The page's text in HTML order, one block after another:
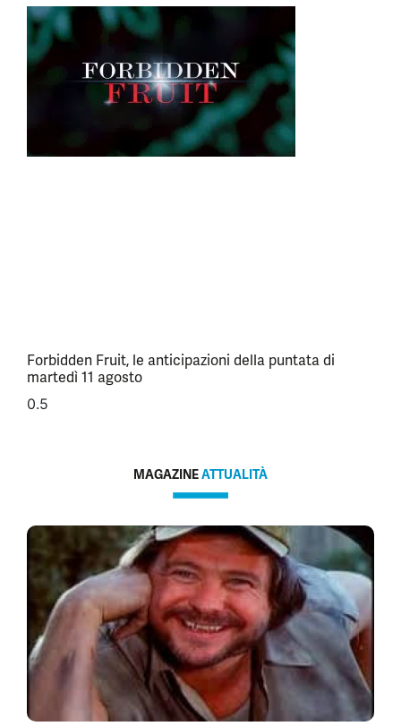
Forbidden Fruit, le anticipazioni della puntata di
martedì 11 agosto
MAGAZINEATTUALITÀ